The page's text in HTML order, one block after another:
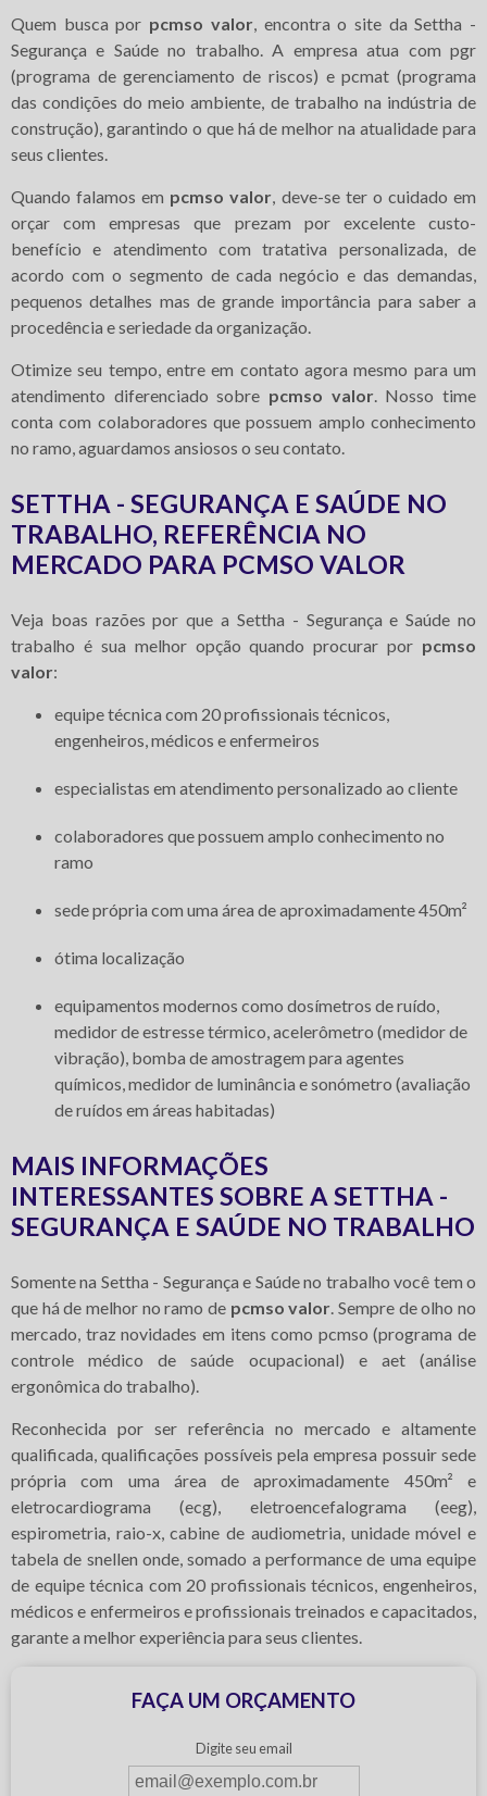
Quem busca por pcmso valor, encontra o site da Settha -
Segurança e Saúde no trabalho. A empresa atua com pgr
(programa de gerenciamento de riscos) e pcmat (programa
das condições do meio ambiente, de trabalho na indústria de
construção), garantindo o que há de melhor na atualidade para
seus clientes.
Quando falamos em pcmso valor , deve-se ter o cuidado em
orçar com empresas que prezam por excelente custo-
benefício e atendimento com tratativa personalizada, de
acordo com o segmento de cada negócio e das demandas,
pequenos detalhes mas de grande importância para saber a
procedência e seriedade da organização.
Otimize seu tempo, entre em contato agora mesmo para um
atendimento diferenciado sobre pcmso valor. Nosso time
conta com colaboradores que possuem amplo conhecimento
no ramo, aguardamos ansiosos o seu contato.
SETTHA - SEGURANÇA E SAÚDE NO
TRABALHO, REFERÊNCIA NO
MERCADO PARA PCMSO VALOR
Veja boas razões por que a Settha - Segurança e Saúde no
trabalho é sua melhor opção quando procurar por pcmso
valor:
equipe técnica com 20 profissionais técnicos,
engenheiros, médicos e enfermeiros
especialistas em atendimento personalizado ao cliente
colaboradores que possuem amplo conhecimento no
ramo
sede própria com uma área de aproximadamente 450m²
ótima localização
equipamentos modernos como dosímetros de ruído,
medidor de estresse térmico, acelerômetro (medidor de
vibração), bomba de amostragem para agentes
químicos, medidor de luminância e sonómetro (avaliação
de ruídos em áreas habitadas)
MAIS INFORMAÇÕES
INTERESSANTES SOBRE A SETTHA -
SEGURANÇA E SAÚDE NO TRABALHO
Somente na Settha - Segurança e Saúde no trabalho você tem o
que há de melhor no ramo de pcmso valor . Sempre de olho no
mercado, traz novidades em itens como pcmso (programa de
controle médico de saúde ocupacional) e aet (análise
ergonômica do trabalho).
Reconhecida por ser referência no mercado e altamente
qualificada, qualificações possíveis pela empresa possuir sede
própria com uma área de aproximadamente 450m² e
eletrocardiograma (ecg), eletroencefalograma (eeg),
espirometria, raio-x, cabine de audiometria, unidade móvel e
tabela de snellen onde, somado a performance de uma equipe
de equipe técnica com 20 profissionais técnicos, engenheiros,
médicos e enfermeiros e profissionais treinados e capacitados,
garante a melhor experiência para seus clientes.
FAÇA UM ORÇAMENTO
Digite seu email